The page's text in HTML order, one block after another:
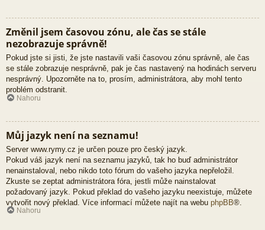
Změnil jsem časovou zónu, ale čas se stále
nezobrazuje správně!
Pokud jste si jisti, že jste nastavili vaši časovou zónu správně, ale čas
se stále zobrazuje nesprávně, pak je čas nastavený na hodinách serveru
nesprávný. Upozorněte na to, prosím, administrátora, aby mohl tento
problém odstranit.
Nahoru
Můj jazyk není na seznamu!
Server www.rymy.cz je určen pouze pro český jazyk.
Pokud váš jazyk není na seznamu jazyků, tak ho buď administrátor
nenainstaloval, nebo nikdo toto fórum do vašeho jazyka nepřeložil.
Zkuste se zeptat administrátora fóra, jestli může nainstalovat
požadovaný jazyk. Pokud překlad do vašeho jazyku neexistuje, můžete
vytvořit nový překlad. Více informací můžete najít na webu phpBB®.
Nahoru